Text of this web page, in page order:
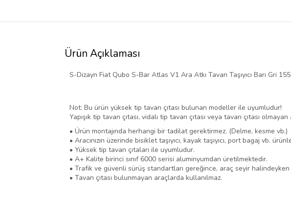
Ürün Açıklaması
S-Dizayn Fiat Qubo S-Bar Atlas V1 Ara Atkı Tavan Taşıyıcı Barı Gri
Not: Bu ürün yüksek tip tavan çıtası bulunan modeller ile uyumludur!
Yapışık tip tavan çıtası, vidalı tip tavan çıtası veya tavan çıtası
• Ürün montajında herhangi bir tadilat gerektirmez. (Delme, kesme vb.)
• Aracınızın üzerinde bisiklet taşıyıcı, kayak taşıyıcı, port bagaj vb.
• Yüksek tip tavan çıtaları ile uyumludur.
• A+ Kalite birinci sınıf 6000 serisi aluminyumdan üretilmektedir.
• Trafik ve güvenli sürüş standartları gereğince, araç seyir
• Tavan çıtası bulunmayan araçlarda kullanılmaz.